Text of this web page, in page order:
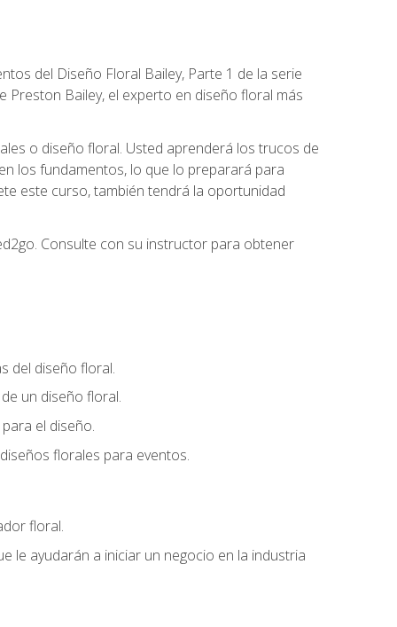
del Diseño Floral Bailey, Parte 1 de la serie
Bailey, el experto en diseño floral más
o diseño floral. Usted aprenderá los trucos de
los fundamentos, lo que lo preparará para
este curso, también tendrá la oportunidad
Consulte con su instructor para obtener
del diseño floral.
un diseño floral.
el diseño.
florales para eventos.
floral.
le ayudarán a iniciar un negocio en la industria